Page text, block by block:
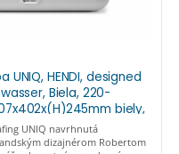
UNIQ, HENDI, designed
Biela, 220-
biely,
UNIQ navrhnutá
dizajnérom Robertom